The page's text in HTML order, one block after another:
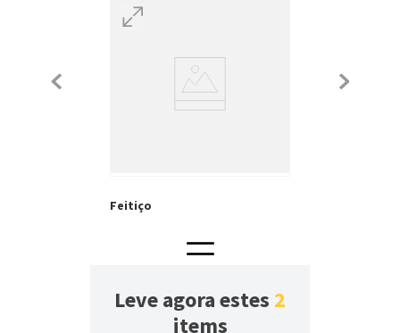
Feitiço
Leve agora estes 2
items